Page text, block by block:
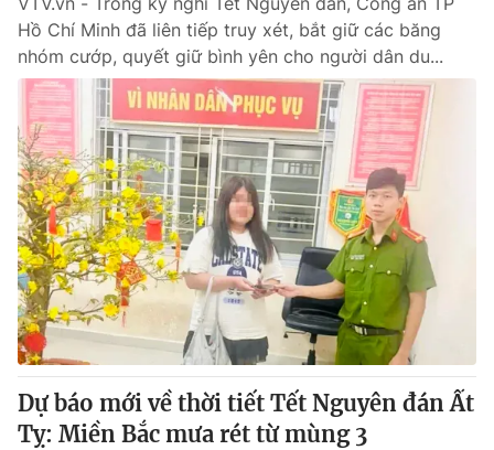
THỜI BÁO VTV
Theo dõi báo trên
Cơ quan chủ quản:Đài Truyền hình Việt Nam
Cơ quan báo chí:Thời báo VTV
Giấy phép hoạt động báo in và báo điện tử số 483/GP-BTTTT
cấp ngày 29/12/2023
Tổng Biên tập:
Vũ Thanh Thủy
Phó Tổng Biên tập:Nguyễn Thị Mỹ Hạnh, Phạm Quốc Thắng,
Nguyễn Trọng Ninh
Tổng đài VTV:024.38 355 931 - 024.38 355 932
Hồ Chí Minh đã liên tiếp truy xét, bắt giữ các băng
nhóm cướp, quyết giữ bình yên cho người dân du...
Dự báo mới về thời tiết Tết Nguyên đán Ất
Tỵ: Miền Bắc mưa rét từ mùng 3